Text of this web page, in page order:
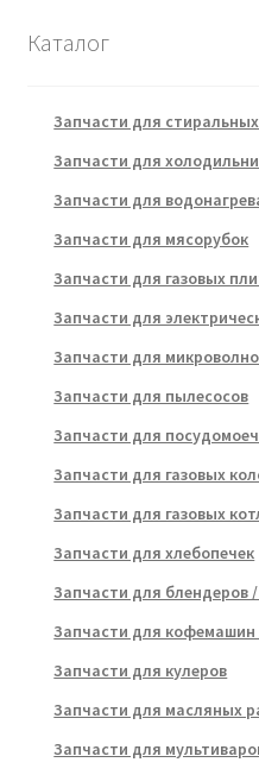
Каталог
Запчасти для
Запчасти для
Запчасти для
Запчасти для мясорубок
Запчасти для газовых
Запчасти для
Запчасти для
Запчасти для пылесосов
Запчасти для
Запчасти для газовых
Запчасти для газовых
Запчасти для хлебопечек
Запчасти для блендеров
Запчасти для
Запчасти для кулеров
Запчасти для масляных
Запчасти для